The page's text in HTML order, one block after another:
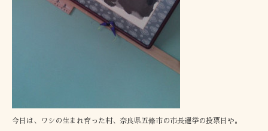
今日は、ワシの生まれ育った村、奈良県五條市の市長選挙の投票日や。